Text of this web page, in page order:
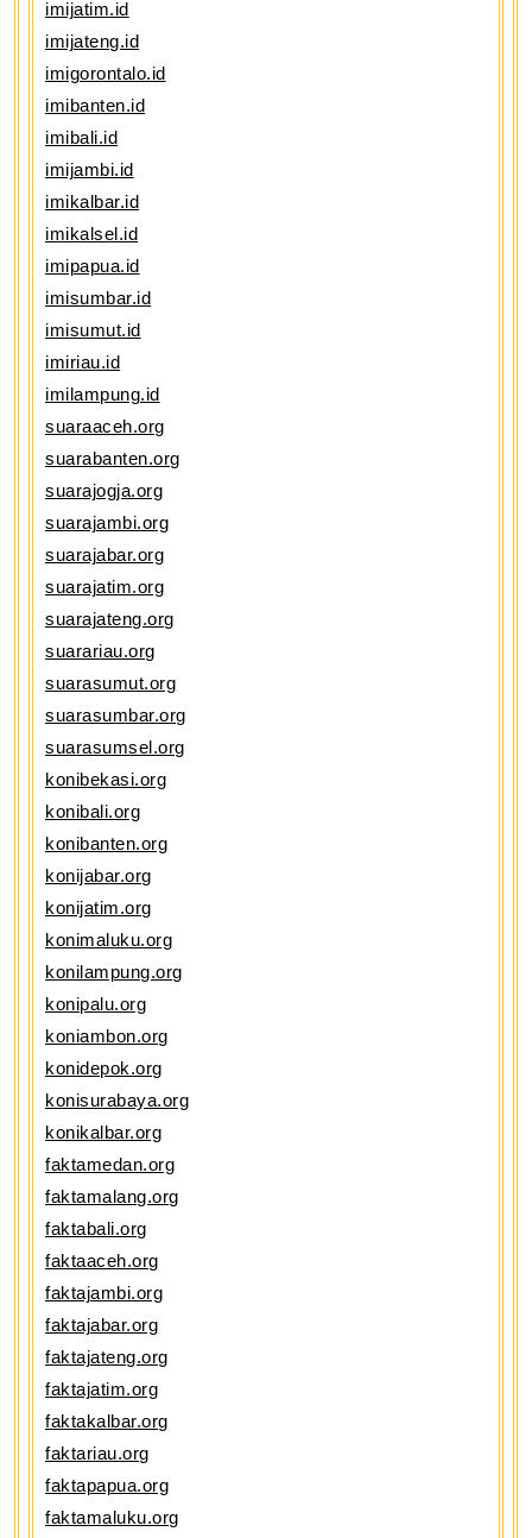
imijatim.id
imijateng.id
imigorontalo.id
imibanten.id
imibali.id
imijambi.id
imikalbar.id
imikalsel.id
imipapua.id
imisumbar.id
imisumut.id
imiriau.id
imilampung.id
suaraaceh.org
suarabanten.org
suarajogja.org
suarajambi.org
suarajabar.org
suarajatim.org
suarajateng.org
suarariau.org
suarasumut.org
suarasumbar.org
suarasumsel.org
konibekasi.org
konibali.org
konibanten.org
konijabar.org
konijatim.org
konimaluku.org
konilampung.org
konipalu.org
koniambon.org
konidepok.org
konisurabaya.org
konikalbar.org
faktamedan.org
faktamalang.org
faktabali.org
faktaaceh.org
faktajambi.org
faktajabar.org
faktajateng.org
faktajatim.org
faktakalbar.org
faktariau.org
faktapapua.org
faktamaluku.org